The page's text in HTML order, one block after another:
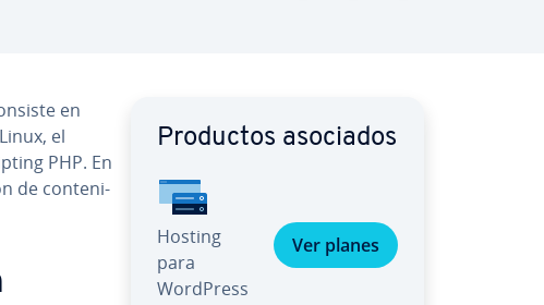
en
el
PHP. En
de co­n­te­ni­
Productos asociados
Hosting
para
WordPress
Ver planes